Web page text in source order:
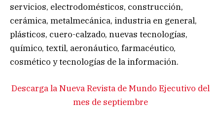
servicios, electrodomésticos, construcción,
cerámica, metalmecánica, industria en general,
plásticos, cuero-calzado, nuevas tecnologías,
químico, textil, aeronáutico, farmacéutico,
cosmético y tecnologías de la información.
Descarga la Nueva Revista de Mundo Ejecutivo del
mes de septiembre